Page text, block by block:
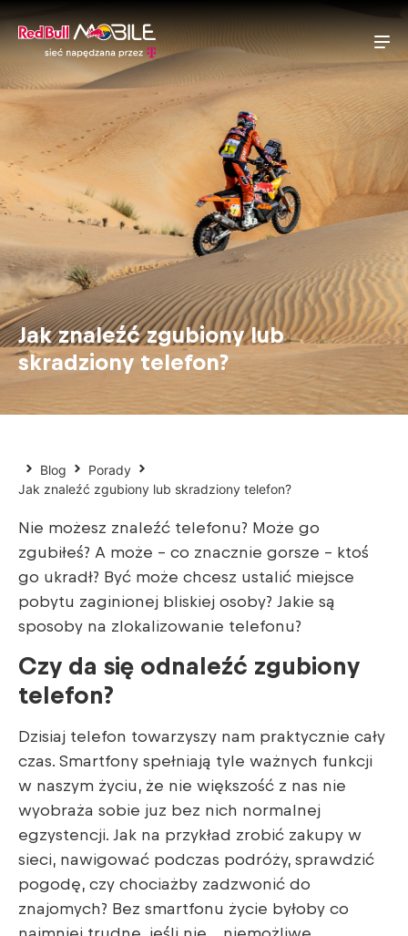
Jak znaleźć zgubiony lub
skradziony telefon?
Blog
Porady
Jak znaleźć zgubiony lub skradziony telefon?
Nie możesz znaleźć telefonu? Może go
zgubiłeś? A może – co znacznie gorsze – ktoś
go ukradł? Być może chcesz ustalić miejsce
pobytu zaginionej bliskiej osoby? Jakie są
sposoby na zlokalizowanie telefonu?
Czy da się odnaleźć zgubiony
telefon?
Dzisiaj telefon towarzyszy nam praktycznie cały
czas. Smartfony spełniają tyle ważnych funkcji
w naszym życiu, że nie większość z nas nie
wyobraża sobie juz bez nich normalnej
egzystencji. Jak na przykład zrobić zakupy w
sieci, nawigować podczas podróży, sprawdzić
pogodę, czy chociażby zadzwonić do
znajomych? Bez smartfonu życie byłoby co